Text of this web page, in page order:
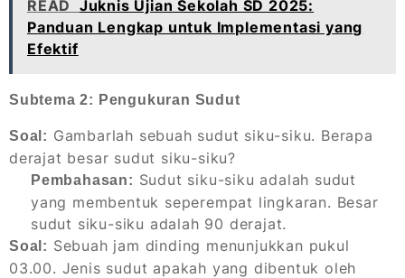
READ Juknis Ujian Sekolah SD 2025:
Panduan Lengkap untuk Implementasi yang
Efektif
Subtema 2: Pengukuran Sudut
Soal: Gambarlah sebuah sudut siku-siku. Berapa
derajat besar sudut siku-siku?
Pembahasan: Sudut siku-siku adalah sudut
yang membentuk seperempat lingkaran. Besar
sudut siku-siku adalah 90 derajat.
Soal: Sebuah jam dinding menunjukkan pukul
03.00. Jenis sudut apakah yang dibentuk oleh